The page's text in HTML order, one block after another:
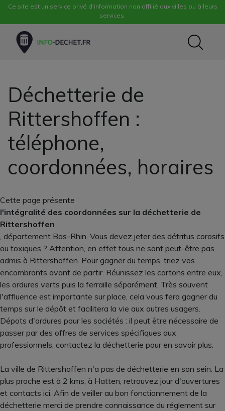
Ce site est un service privé d'information non affilié aux villes ou à leurs
services.
Déchetterie de
Rittershoffen :
téléphone,
coordonnées, horaires
Cette page présente
l'intégralité des coordonnées sur la déchetterie de
Rittershoffen
, département Bas-Rhin. Vous devez jeter des détritus corosifs
ou toxiques ? Attention, en effet tous ne sont peut-être pas
admis à Rittershoffen. Pour gagner du temps, triez vos
encombrants avant de partir. Réunissez les cartons entre eux,
les ordures verts puis la ferraille séparément. Très souvent
l'affluence est importante sur place, cela vous fera gagner du
temps sur le dépôt et facilitera la vie aux autres usagers.
Dépots d'ordures pour les sociétés : il peut être nécessaire de
passer par des offres de services spécifiques aux
professionnels, contactez la déchetterie pour en savoir plus.
La ville de Rittershoffen n'a pas de déchetterie en son sein. La
plus proche est à 2 kms, à Hatten, retrouvez jour d'ouvertures
et contacts ici. Afin de veiller au bon fonctionnement de la
déchetterie merci de prendre connaissance du réglement sur